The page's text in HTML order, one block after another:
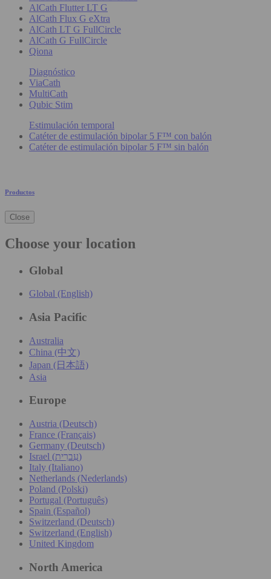
AlCath Flutter LT G
AlCath Flux G eXtra
AlCath LT G FullCircle
AlCath G FullCircle
Qiona
Diagnóstico
ViaCath
MultiCath
Qubic Stim
Estimulación temporal
Catéter de estimulación bipolar 5 F™ con balón
Catéter de estimulación bipolar 5 F™ sin balón
Productos
Close
Choose your location
Global
Global (English)
Asia Pacific
Australia
China (中文)
Japan (日本語)
Asia
Europe
Austria (Deutsch)
France (Français)
Germany (Deutsch)
Israel (עִברִית)
Italy (Italiano)
Netherlands (Nederlands)
Poland (Polski)
Portugal (Português)
Spain (Español)
Switzerland (Deutsch)
Switzerland (English)
United Kingdom
North America